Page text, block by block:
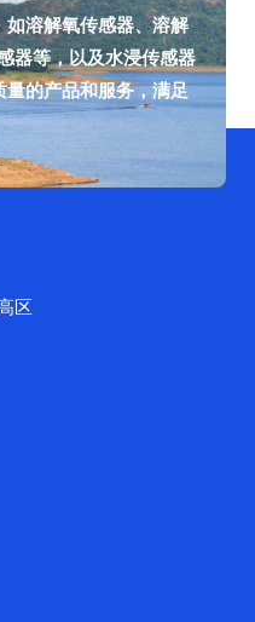
如溶解氧传感器、溶解
器等，以及水浸传感器
量的产品和服务，满足
区